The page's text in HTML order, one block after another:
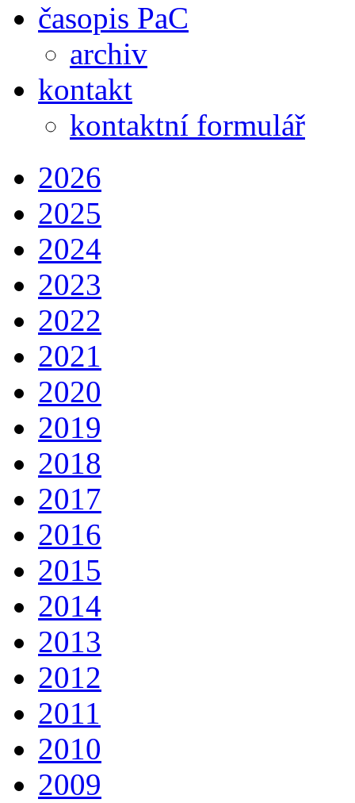
časopis PaC
archiv
kontakt
kontaktní formulář
2026
2025
2024
2023
2022
2021
2020
2019
2018
2017
2016
2015
2014
2013
2012
2011
2010
2009